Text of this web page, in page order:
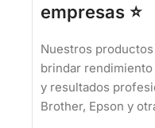
empresas ⭐
Nuestros
brindar
y resultados
Brother, Epson y